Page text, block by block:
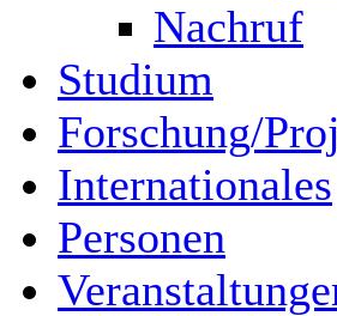
Nachruf
Studium
Forschung/
Internationales
Personen